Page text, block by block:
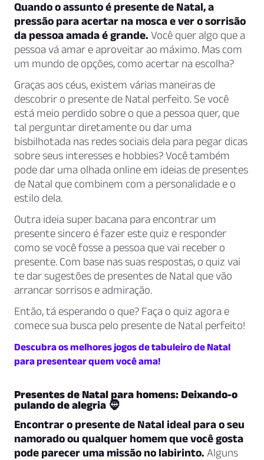
Quando o assunto é presente de Natal, a
pressão para acertar na mosca e ver o sorrisão
da pessoa amada é grande. Você quer algo que a
pessoa vá amar e aproveitar ao máximo. Mas com
um mundo de opções, como acertar na escolha?
Graças aos céus, existem várias maneiras de
descobrir o presente de Natal perfeito. Se você
está meio perdido sobre o que a pessoa quer, que
tal perguntar diretamente ou dar uma
bisbilhotada nas redes sociais dela para pegar dicas
sobre seus interesses e hobbies? Você também
pode dar uma olhada online em ideias de presentes
de Natal que combinem com a personalidade e o
estilo dela.
Outra ideia super bacana para encontrar um
presente sincero é fazer este quiz e responder
como se você fosse a pessoa que vai receber o
presente. Com base nas suas respostas, o quiz vai
te dar sugestões de presentes de Natal que vão
arrancar sorrisos e admiração.
Então, tá esperando o que? Faça o quiz agora e
comece sua busca pelo presente de Natal perfeito!
Descubra os melhores jogos de tabuleiro de Natal
para presentear quem você ama!
Presentes de Natal para homens: Deixando-o
pulando de alegria 🧔
Encontrar o presente de Natal ideal para o seu
namorado ou qualquer homem que você gosta
pode parecer uma missão no labirinto. Alguns